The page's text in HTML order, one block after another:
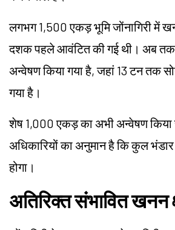
लगभग 1,500 एकड़ भूमि जोंनागिरी में
दशक पहले आवंटित की गई थी। अब
अन्वेषण किया गया है, जहां 13 टन तक
गया है।
शेष 1,000 एकड़ का अभी अन्वेषण किया
अधिकारियों का अनुमान है कि कुल
होगा।
अतिरिक्त संभावित खनन